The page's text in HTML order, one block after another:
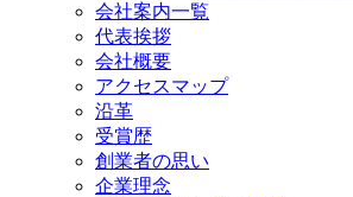
会社案内一覧
代表挨拶
会社概要
アクセスマップ
沿革
受賞歴
創業者の思い
企業理念